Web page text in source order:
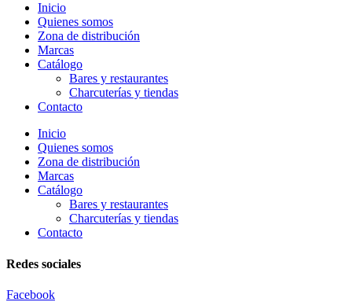
Inicio
Quienes somos
Zona de distribución
Marcas
Catálogo
Bares y restaurantes
Charcuterías y tiendas
Contacto
Inicio
Quienes somos
Zona de distribución
Marcas
Catálogo
Bares y restaurantes
Charcuterías y tiendas
Contacto
Redes sociales
Facebook